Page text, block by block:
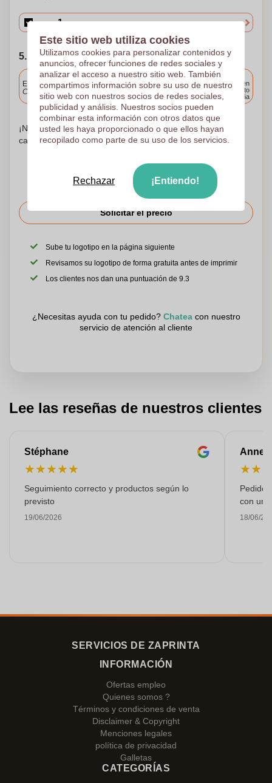
5. Elija su fecha de envío
Incluido
Entrega estándar
Cargue y apruebe sus archivos antes de las 9.30 a.m.
Entrega en
cualquier punto
de España
¡No te preocupes! Simplemente suba sus archivos a la
canasta de compras
Solicitar el precio
Sube tu logotipo en la página siguiente
Revisamos su logotipo de forma gratuita antes de imprimir
Los clientes nos dan una puntuación de 9.3
¿Necesitas ayuda con tu pedido? Chateacon nuestro
servicio de atención al cliente
Lee las reseñas de nuestros clientes
Stéphane
★★★★★
Seguimiento correcto y productos según lo
previsto
19/06/2026
Anne-
★★
Pedido
con
18/06/
SERVICIOS DE ZAPRINTA
INFORMACIÓN
Ofertas empleo
Quienes somos ?
Términos y condiciones de venta
Disclaimer & Copyright
Menciones legales
política de privacidad
Galletas
CATEGORÍAS
Este sitio web utiliza cookies
Utilizamos cookies para personalizar contenidos y
anuncios, ofrecer funciones de redes sociales y
analizar el acceso a nuestro sitio web. También
compartimos información sobre su uso de nuestro
sitio web con nuestros socios de redes sociales,
publicidad y análisis. Nuestros socios pueden
combinar esta información con otros datos que
usted les haya proporcionado o que ellos hayan
recopilado como parte de su uso de los servicios.
Rechazar ¡Entiendo!